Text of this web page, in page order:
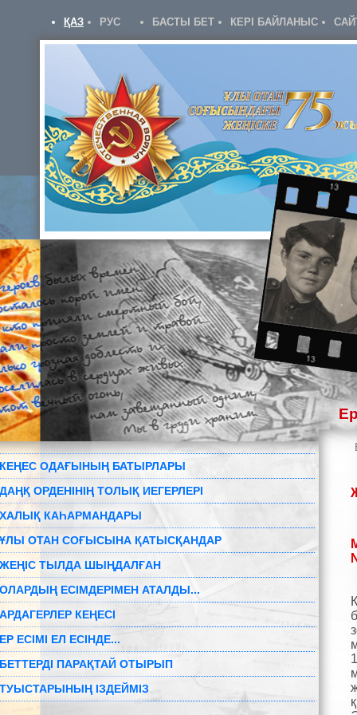
ҚАЗ РУС БАСТЫ БЕТ КЕРІ БАЙЛАНЫС
КЕҢЕС ОДАҒЫНЫҢ БАТЫРЛАРЫ
ДАҢҚ ОРДЕНІНІҢ ТОЛЫҚ ИЕГЕРЛЕРІ
ХАЛЫҚ КАҺАРМАНДАРЫ
ҰЛЫ ОТАН СОҒЫСЫНА ҚАТЫСҚАНДАР
ЖЕҢІС ТЫЛДА ШЫҢДАЛҒАН
ОЛАРДЫҢ ЕСІМДЕРІМЕН АТАЛДЫ...
АРДАГЕРЛЕР КЕҢЕСІ
ЕР ЕСІМІ ЕЛ ЕСІНДЕ...
БЕТТЕРДІ ПАРАҚТАЙ ОТЫРЫП
ТУЫСТАРЫНЫҢ ІЗДЕЙМІЗ